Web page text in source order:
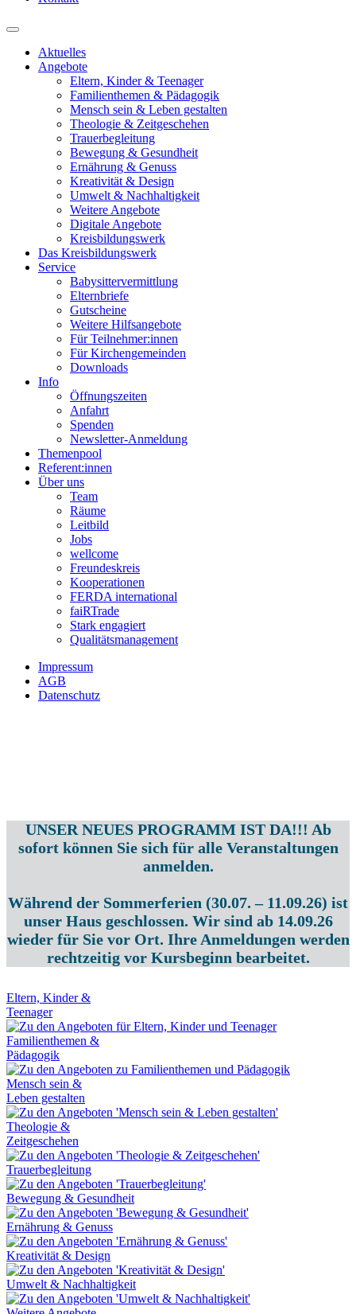
Aktuelles
Angebote
Eltern, Kinder & Teenager
Familienthemen & Pädagogik
Mensch sein & Leben gestalten
Theologie & Zeitgeschehen
Trauerbegleitung
Bewegung & Gesundheit
Ernährung & Genuss
Kreativität & Design
Umwelt & Nachhaltigkeit
Weitere Angebote
Digitale Angebote
Kreisbildungswerk
Das Kreisbildungswerk
Service
Babysittervermittlung
Elternbriefe
Gutscheine
Weitere Hilfsangebote
Für Teilnehmer:innen
Für Kirchengemeinden
Downloads
Info
Öffnungszeiten
Anfahrt
Spenden
Newsletter-Anmeldung
Themenpool
Referent:innen
Über uns
Team
Räume
Leitbild
Jobs
wellcome
Freundeskreis
Kooperationen
FERDA international
faiRTrade
Stark engagiert
Qualitätsmanagement
Impressum
AGB
Datenschutz
UNSER NEUES PROGRAMM IST DA!!! Ab
sofort können Sie sich für alle Veranstaltungen
anmelden.
Während der Sommerferien (30.07. – 11.09.26) ist
unser Haus geschlossen. Wir sind ab 14.09.26
wieder für Sie vor Ort. Ihre Anmeldungen werden
rechtzeitig vor Kursbeginn bearbeitet.
Eltern, Kinder &
Teenager
Familienthemen &
Pädagogik
Mensch sein &
Leben gestalten
Theologie &
Zeitgeschehen
Trauerbegleitung
Bewegung & Gesundheit
Ernährung & Genuss
Kreativität & Design
Umwelt & Nachhaltigkeit